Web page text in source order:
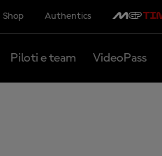
Shop Authentics
Piloti e team VideoPass